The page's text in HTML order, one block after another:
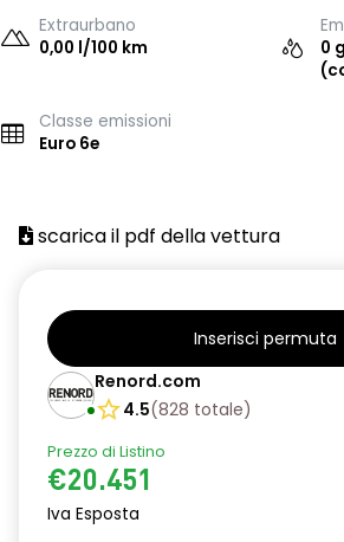
Extraurbano
0,00 l/100 km
0
Classe emissioni
Euro 6e
scarica il pdf della vettura
Inserisci permuta
Renord.com
4.5(828 totale)
Prezzo di Listino
€20.451
Iva Esposta